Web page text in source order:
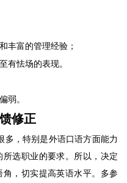
丰富的管理经验；
有怯场的表现。
弱。
修正
多，特别是外语口语方面能力
选职业的要求。所以，决定
，切实提高英语水平。多参